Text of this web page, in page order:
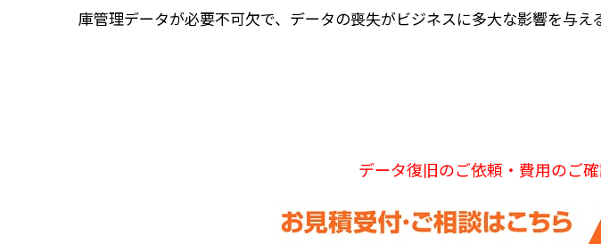
庫管理データが必要不可欠で、データの喪失がビジネスに多大な影響を与え
データ復旧のご依頼・費用のご